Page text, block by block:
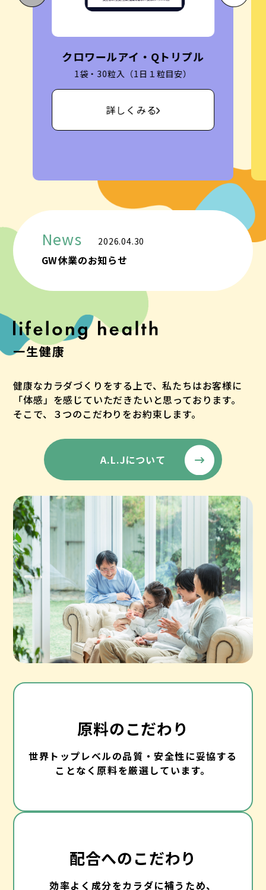
クロワールアイ・Qトリプル
1袋・30粒入（1日１粒目安）
詳しくみる
News 2026.04.30
GW休業のお知らせ
一生健康
健康なカラダづくりをする上で、私たちはお客様に
「体感」を感じていただきたいと思っております。
そこで、３つのこだわりをお約束します。
A.L.Jについて
原料のこだわり
世界トップレベルの品質・安全性に妥協する
ことなく原料を厳選しています。
配合へのこだわり
効率よく成分をカラダに補うため、